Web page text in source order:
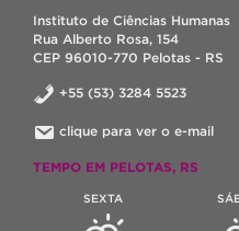
Instituto de Ciências Humanas
Rua Alberto Rosa, 154
CEP 96010-770 Pelotas - RS
+55 (53) 3284 5523
clique para ver o e-mail
TEMPO EM PELOTAS, RS
SEXTA